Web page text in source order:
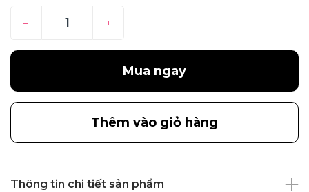
– +
Mua ngay
Thêm vào giỏ hàng
Thông tin chi tiết sản phẩm